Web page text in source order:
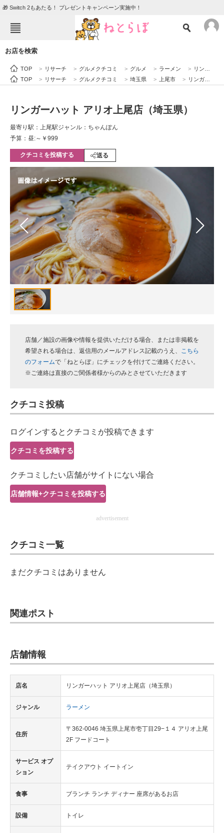
🎁 Switch 2もあたる！ プレゼントキャンペーン実施中！
エンタメ クイズ
住まい 教育・育児
動物
会員記事
メディア
注目記事を集めた総合ページ
ITの今と未来を見通す
スマホと通信の最新トレンド
進化するPCとデバイスの未来
好きが集まる 比べて選べる
ビジネスと働き方のヒント
企業ITのトレンドを詳説
経営リーダーのコミュニティ
ITエンジニア向け専門サイト
企業向けIT製品の総合サイト
IT製品の技術・比較・事例
製造業のIT導入・活用を支援
エレクトロニクス専門サイト
電子設計の基本と応用
ちょっと気になるネットの話題
お店を検索
TOP > リサーチ > グルメクチコミ > グルメ > ラーメン > リンガーハット アリオ上尾店（埼玉県）
TOP
> リサーチ > グルメクチコミ > 埼玉県 > 上尾市 > リンガーハット アリオ上尾店（埼玉県）
リンガーハット アリオ上尾店（埼玉県）
最寄り駅：上尾駅ジャンル：ちゃんぽん
予算：昼:～￥999
クチコミを投稿する 送る
店舗／施設の画像や情報を提供いただける場合、または非掲載を
希望される場合は、返信用のメールアドレス記載のうえ、 こちら
のフォームで「ねとらぼ」にチェックを付けてご連絡ください。
※ご連絡は直接のご関係者様からのみとさせていただきます
クチコミ投稿
ログインするとクチコミが投稿できます
クチコミを投稿する
クチコミしたい店舗がサイトにない場合
店舗情報+クチコミを投稿する
advertisement
クチコミ一覧
まだクチコミはありません
関連ポスト
店舗情報
店名 リンガーハット アリオ上尾店（埼玉県）
ジャンル ラーメン
住所
〒362-0046 埼玉県上尾市壱丁目29−１４ アリオ上尾
2F フードコート
サービス オプ
ション
テイクアウト イートイン
食事 ブランチ ランチ ディナー 座席があるお店
設備 トイレ